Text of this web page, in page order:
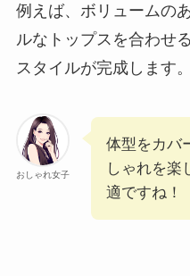
例えば、ボリュームの
ルなトップスを合わせ
スタイルが完成します。
おしゃれ女子
体型をカバ
しゃれを楽
適ですね！